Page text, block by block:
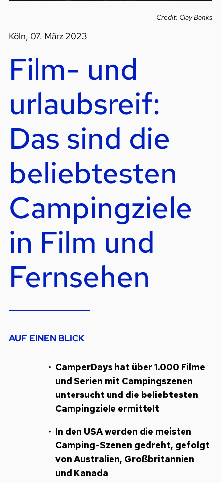
Credit: Clay Banks
Köln, 07. März 2023
Film- und
urlaubsreif:
Das sind die
beliebtesten
Campingziele
in Film und
Fernsehen
AUF EINEN BLICK
CamperDays hat über 1.000 Filme
und Serien mit Campingszenen
untersucht und die beliebtesten
Campingziele ermittelt
In den USA werden die meisten
Camping-Szenen gedreht, gefolgt
von Australien, Großbritannien
und Kanada